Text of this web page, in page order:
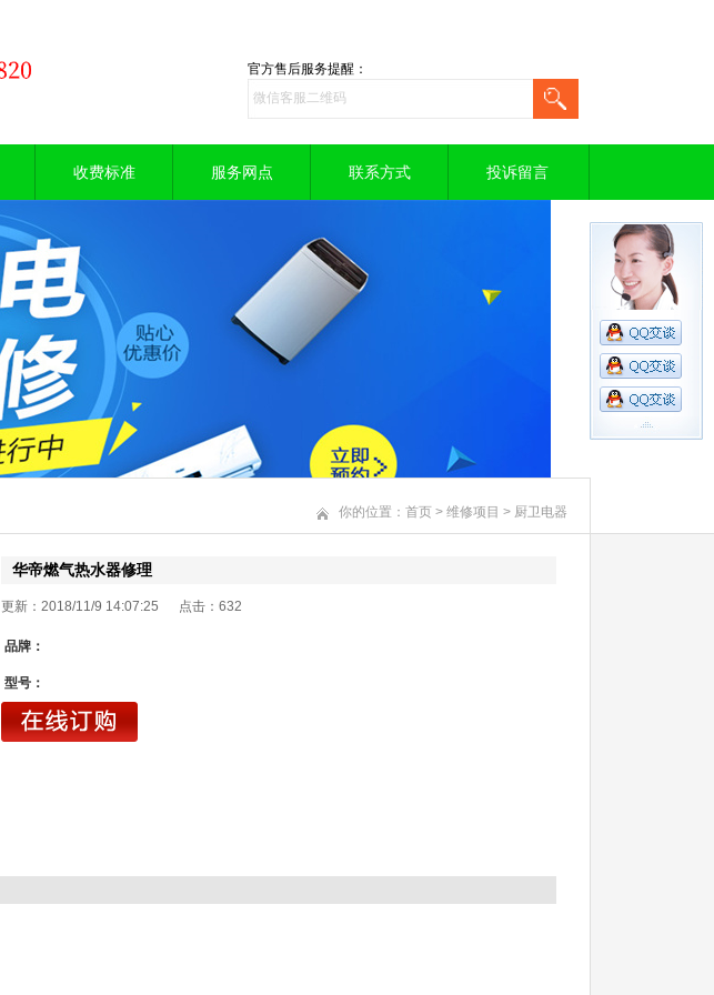
官方售后服务提醒：
收费标准 服务网点 联系方式 投诉留言
你的位置： 首页 > 维修项目 > 厨卫电器
华帝燃气热水器修理
更新：2018/11/9 14:07:25 点击： 632
品牌：
型号：